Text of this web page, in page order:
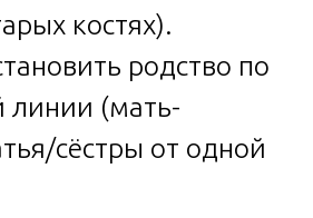
костях).
родство по
линии (мать-
сёстры от одной